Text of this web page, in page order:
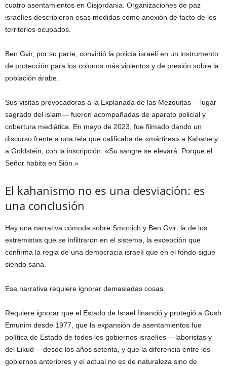
cuatro asentamientos en Cisjordania. Organizaciones de paz
israelíes describieron esas medidas como anexión de facto de los
territorios ocupados.
Ben Gvir, por su parte, convirtió la policía israelí en un instrumento
de protección para los colonos más violentos y de presión sobre la
población árabe.
Sus visitas provocadoras a la Explanada de las Mezquitas —lugar
sagrado del islam— fueron acompañadas de aparato policial y
cobertura mediática. En mayo de 2023, fue filmado dando un
discurso frente a una tela que calificaba de «mártires» a Kahane y
a Goldstein, con la inscripción: «Su sangre se elevará. Porque el
Señor habita en Sión.»
El kahanismo no es una desviación: es
una conclusión
Hay una narrativa cómoda sobre Smotrich y Ben Gvir: la de los
extremistas que se infiltraron en el sistema, la excepción que
confirma la regla de una democracia israelí que en el fondo sigue
siendo sana.
Esa narrativa requiere ignorar demasiadas cosas.
Requiere ignorar que el Estado de Israel financió y protegió a Gush
Emunim desde 1977, que la expansión de asentamientos fue
política de Estado de todos los gobiernos israelíes —laboristas y
del Likud— desde los años setenta, y que la diferencia entre los
gobiernos anteriores y el actual no es de naturaleza sino de